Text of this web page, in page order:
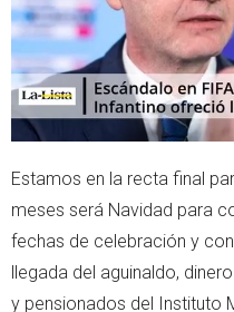
Estamos en la recta final
meses será Navidad para
fechas de celebración y
llegada del aguinaldo,
y pensionados del Instituto